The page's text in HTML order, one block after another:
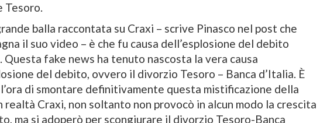
Tesoro.
balla raccontata su Craxi – scrive Pinasco nel post che
il suo video – è che fu causa dell’esplosione del debito
Questa fake news ha tenuto nascosta la vera causa
del debito, ovvero il divorzio Tesoro – Banca d’Italia. È
di smontare definitivamente questa mistificazione della
realtà Craxi, non soltanto non provocò in alcun modo la crescita
ma si adoperò per scongiurare il divorzio Tesoro-Banca